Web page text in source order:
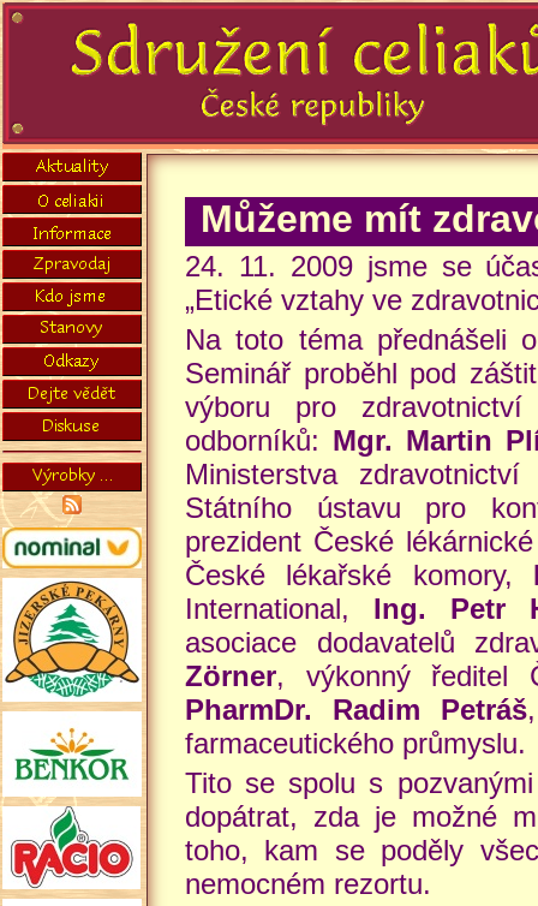
Můžeme mít
24. 11. 2009 jsme se
„Etické vztahy ve
Na toto téma přednášeli
Seminář proběhl pod
výboru pro
odborníků: Mgr. Martin
Ministerstva
Státního ústavu pro
prezident České
České lékařské komory,
International, Ing. Petr
asociace dodavatelů
Zörner, výkonný ředitel
PharmDr. Radim Petráš
farmaceutického průmyslu.
Tito se spolu s
dopátrat, zda je možné
toho, kam se poděly
nemocném rezortu.